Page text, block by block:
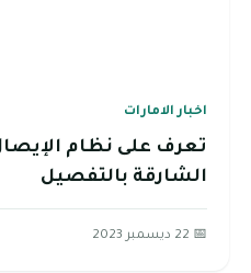
اخبار الامارات
تعرف على نظام
الشارقة بالتفصيل
📅 22 ديسمبر 2023